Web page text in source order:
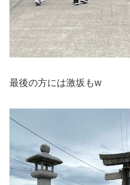
最後の方には激坂もw